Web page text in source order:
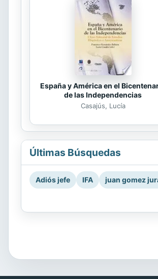
España y América en el
de las Independencias
Casajús, Lucía
Últimas Búsquedas
Adiós jefe IFA juan gomez